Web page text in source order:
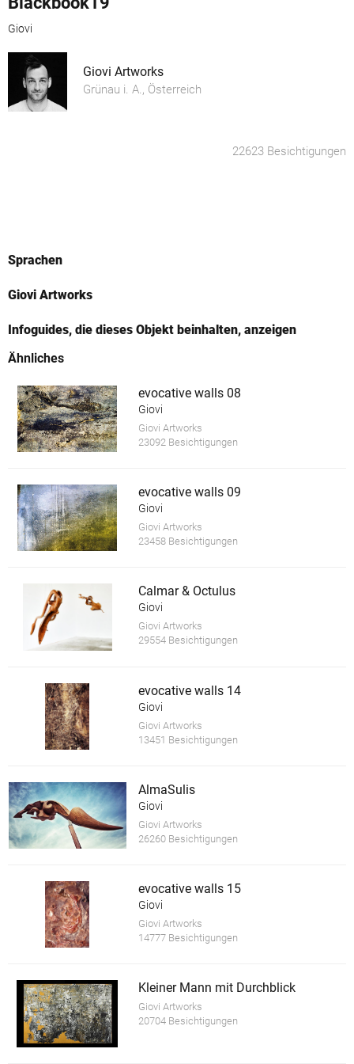
Giovi
Giovi Artworks
Grünau i. A., Österreich
22623 Besichtigungen
Sprachen
Giovi Artworks
Infoguides, die dieses Objekt beinhalten, anzeigen
Ähnliches
evocative walls 08
Giovi
Giovi Artworks
23092 Besichtigungen
evocative walls 09
Giovi
Giovi Artworks
23458 Besichtigungen
Calmar & Octulus
Giovi
Giovi Artworks
29554 Besichtigungen
evocative walls 14
Giovi
Giovi Artworks
13451 Besichtigungen
AlmaSulis
Giovi
Giovi Artworks
26260 Besichtigungen
evocative walls 15
Giovi
Giovi Artworks
14777 Besichtigungen
Kleiner Mann mit Durchblick
Giovi Artworks
20704 Besichtigungen